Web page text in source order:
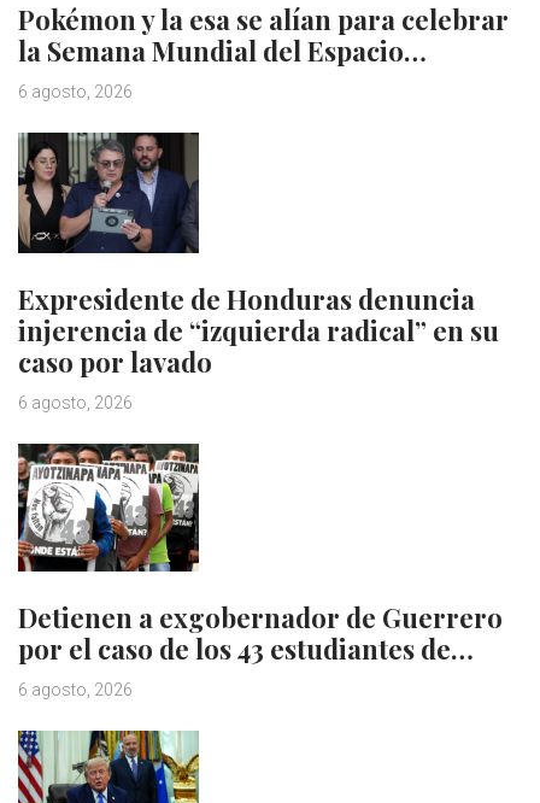
Pokémon y la esa se alían para celebrar
la Semana Mundial del Espacio…
6 agosto, 2026
Expresidente de Honduras denuncia
injerencia de “izquierda radical” en su
caso por lavado
6 agosto, 2026
Detienen a exgobernador de Guerrero
por el caso de los 43 estudiantes de…
6 agosto, 2026